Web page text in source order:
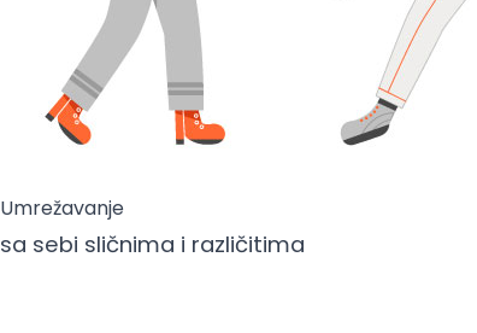
Umrežavanje
sa sebi sličnima i različitima